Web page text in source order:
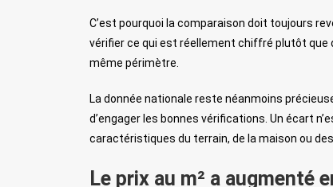
C’est pourquoi la comparaison doit toujours
vérifier ce qui est réellement chiffré plutôt que
même périmètre.
La donnée nationale reste néanmoins
d’engager les bonnes vérifications. Un écart
caractéristiques du terrain, de la maison ou
Le prix au m² a augmenté